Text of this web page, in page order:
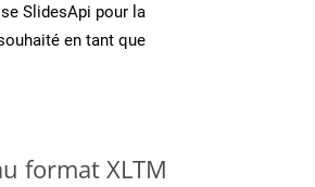
SlidesApi pour la
en tant que
format XLTM